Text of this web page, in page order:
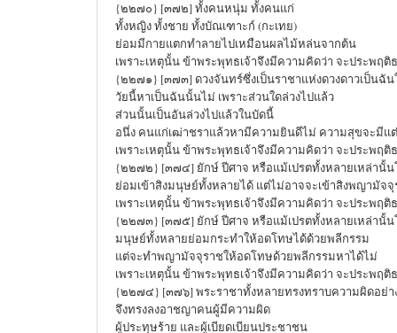
{๒๒๗๐} [๓๗๒] ทั้งคนหนุ่ม ทั้งคนแก่
ทั้งหญิง ทั้งชาย ทั้งบัณเฑาะก์ (กะเทย)
ย่อมมีกายแตกทำลายไปเหมือนผลไม้หล่นจากต้น
เพราะเหตุนั้น ข้าพระพุทธเจ้าจึงมีความคิดว่า จะประพฤติ
{๒๒๗๑} [๓๗๓] ดวงจันทร์ซึ่งเป็นราชาแห่งดวงดาวเป็นฉัน
วัยนี้หาเป็นฉันนั้นไม่ เพราะส่วนใดล่วงไปแล้ว
ส่วนนั้นเป็นอันล่วงไปแล้วในบัดนี้
อนึ่ง คนแก่เฒ่าชราแล้วหามีความยินดีไม่ ความสุขจะมีแ
เพราะเหตุนั้น ข้าพระพุทธเจ้าจึงมีความคิดว่า จะประพฤติ
{๒๒๗๒} [๓๗๔] ยักษ์ ปีศาจ หรือแม้เปรตทั้งหลายเหล่านั้
ย่อมเข้าสิงมนุษย์ทั้งหลายได้ แต่ไม่อาจจะเข้าสิงพญามัจจุ
เพราะเหตุนั้น ข้าพระพุทธเจ้าจึงมีความคิดว่า จะประพฤติ
{๒๒๗๓} [๓๗๕] ยักษ์ ปีศาจ หรือแม้เปรตทั้งหลายเหล่านั้
มนุษย์ทั้งหลายย่อมกระทำให้อดโทษได้ด้วยพลีกรรม
แต่จะทำพญามัจจุราชให้อดโทษด้วยพลีกรรมหาได้ไม่
เพราะเหตุนั้น ข้าพระพุทธเจ้าจึงมีความคิดว่า จะประพฤติ
{๒๒๗๔} [๓๗๖] พระราชาทั้งหลายทรงทราบความผิดอย่า
จึงทรงลงอาชญาคนผู้มีความผิด
ผู้ประทุษร้าย และผู้เบียดเบียนประชาชน